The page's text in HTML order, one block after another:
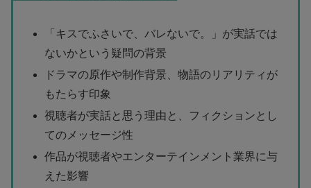
「キスでふさいで、バレないで。」が実話では
ないかという疑問の背景
ドラマの原作や制作背景、物語のリアリティが
もたらす印象
視聴者が実話と思う理由と、フィクションとし
てのメッセージ性
作品が視聴者やエンターテインメント業界に与
えた影響